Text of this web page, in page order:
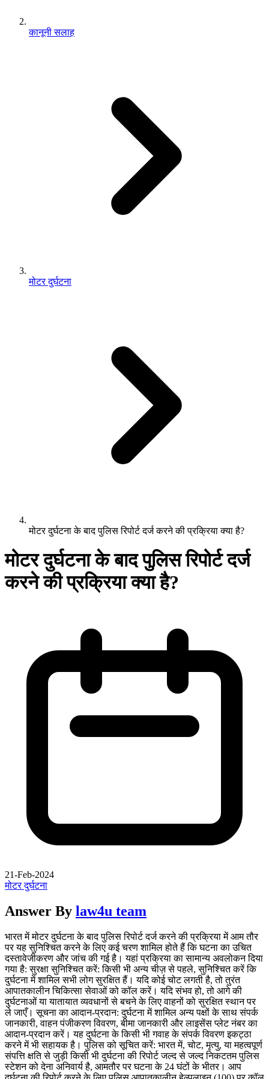
कानूनी सलाह
मोटर दुर्घटना
मोटर दुर्घटना के बाद पुलिस रिपोर्ट दर्ज करने की प्रक्रिया क्या है?
मोटर दुर्घटना के बाद पुलिस रिपोर्ट दर्ज
करने की प्रक्रिया क्या है?
21-Feb-2024
मोटर दुर्घटना
Answer By law4u team
भारत में मोटर दुर्घटना के बाद पुलिस रिपोर्ट दर्ज करने की प्रक्रिया में आम तौर
पर यह सुनिश्चित करने के लिए कई चरण शामिल होते हैं कि घटना का उचित
दस्तावेजीकरण और जांच की गई है। यहां प्रक्रिया का सामान्य अवलोकन दिया
गया है: सुरक्षा सुनिश्चित करें: किसी भी अन्य चीज़ से पहले, सुनिश्चित करें कि
दुर्घटना में शामिल सभी लोग सुरक्षित हैं। यदि कोई चोट लगती है, तो तुरंत
आपातकालीन चिकित्सा सेवाओं को कॉल करें। यदि संभव हो, तो आगे की
दुर्घटनाओं या यातायात व्यवधानों से बचने के लिए वाहनों को सुरक्षित स्थान पर
ले जाएँ। सूचना का आदान-प्रदान: दुर्घटना में शामिल अन्य पक्षों के साथ संपर्क
जानकारी, वाहन पंजीकरण विवरण, बीमा जानकारी और लाइसेंस प्लेट नंबर का
आदान-प्रदान करें। यह दुर्घटना के किसी भी गवाह के संपर्क विवरण इकट्ठा
करने में भी सहायक है। पुलिस को सूचित करें: भारत में, चोट, मृत्यु, या महत्वपूर्ण
संपत्ति क्षति से जुड़ी किसी भी दुर्घटना की रिपोर्ट जल्द से जल्द निकटतम पुलिस
स्टेशन को देना अनिवार्य है, आमतौर पर घटना के 24 घंटों के भीतर। आप